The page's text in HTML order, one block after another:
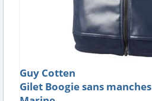
Guy Cotten
Gilet Boogie sans manches